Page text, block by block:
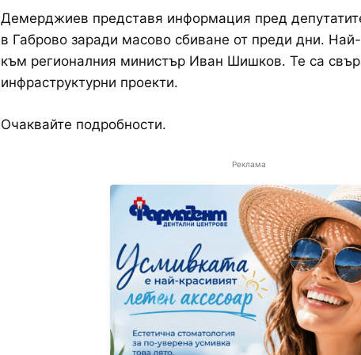
Демерджиев представя информация пред
в Габрово заради масово сбиване от преди дни.
към регионалния министър Иван Шишков. Те са
инфраструктурни проекти.
Очаквайте подробности.
Реклама